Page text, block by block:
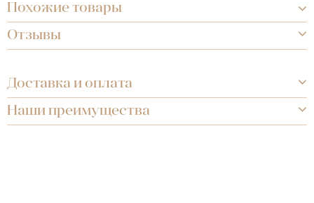
Похожие товары
Отзывы
Доставка и оплата
Наши преимущества